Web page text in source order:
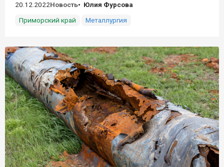
20.12.2022Новость
Юлия Фурсова
Приморский край
Металлургия